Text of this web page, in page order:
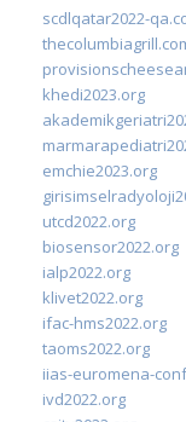
scdlqatar2022-
khedi2023.org
emchie2023.org
utcd2022.org
biosensor2022.org
ialp2022.org
klivet2022.org
ifac-hms2022.org
taoms2022.org
iias-euromena-
ivd2022.org